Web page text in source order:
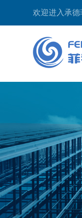
欢迎进入承德